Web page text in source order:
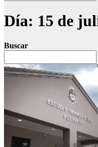
Día: 15 de
Buscar